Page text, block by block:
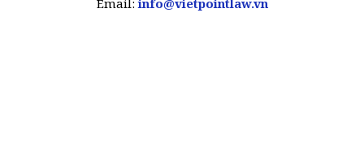
Email:info@vietpointlaw.vn